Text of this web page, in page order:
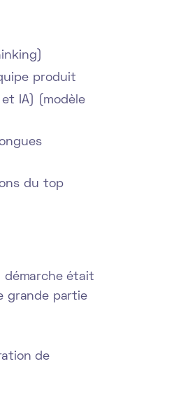
produit
IA) (modèle
du top
démarche était
grande partie
de